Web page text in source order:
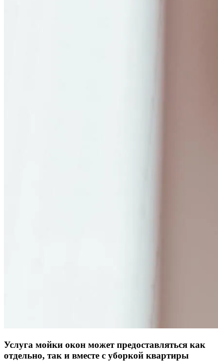
Услуга мойки окон может предоставляться как
отдельно, так и вместе с уборкой квартиры